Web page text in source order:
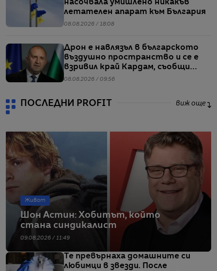
насочвала умишлено никакъв
летателен апарат към България
08.08.2026 / 18:08
Дрон е навлязъл в българското
въздушно пространство и се е
взривил край Кардам, съобщи
Радев
08.08.2026 / 09:56
ПОСЛЕДНИ PROFIT виж още
Живот
Шон Астин: Хобитът, който
стана синдикалист
09.08.2026 / 11:49
Те превърнаха домашните си
любимци в звезди. После